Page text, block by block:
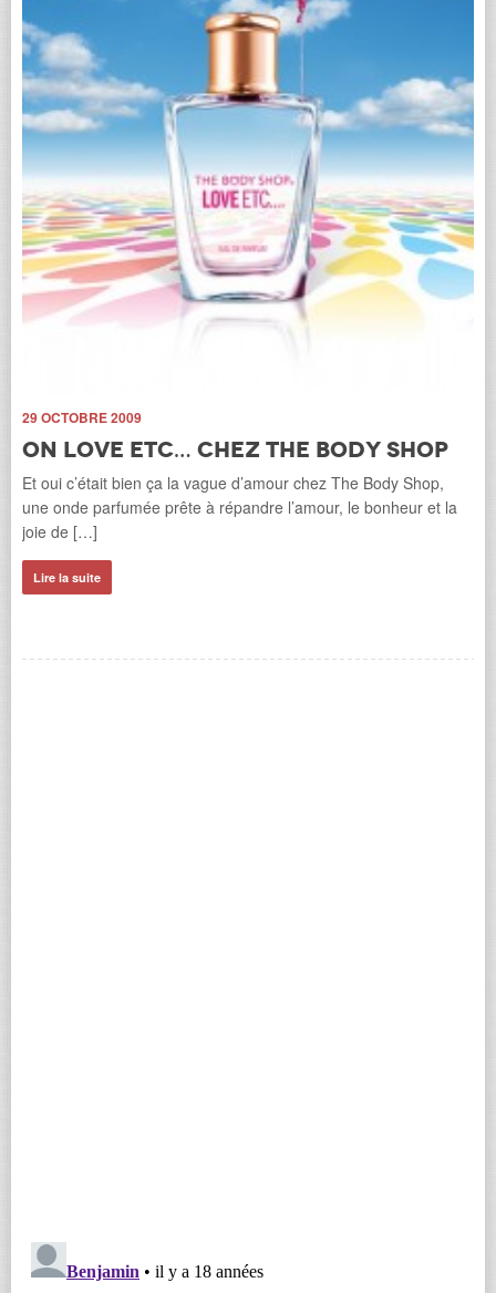
29 OCTOBRE 2009
On LOVE Etc… chez The Body Shop
Et oui c’était bien ça la vague d’amour chez The Body Shop,
une onde parfumée prête à répandre l’amour, le bonheur et la
joie de […]
Lire la suite